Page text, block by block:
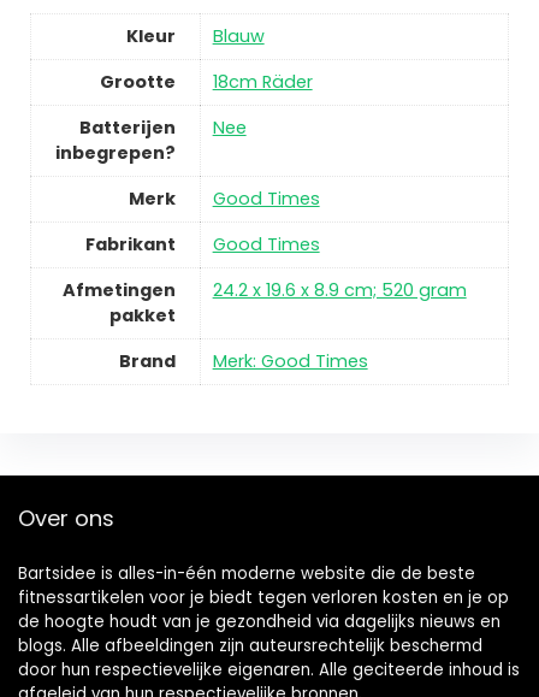
Kleur
Blauw
Grootte
18cm Räder
Batterijen
inbegrepen?
Nee
Merk
Good Times
Fabrikant
Good Times
Afmetingen
pakket
24.2 x 19.6 x 8.9 cm; 520 gram
Brand Merk: Good Times
Over ons
Bartsidee is alles-in-één moderne website die de beste
fitnessartikelen voor je biedt tegen verloren kosten en je op
de hoogte houdt van je gezondheid via dagelijks nieuws en
blogs. Alle afbeeldingen zijn auteursrechtelijk beschermd
door hun respectievelijke eigenaren. Alle geciteerde inhoud is